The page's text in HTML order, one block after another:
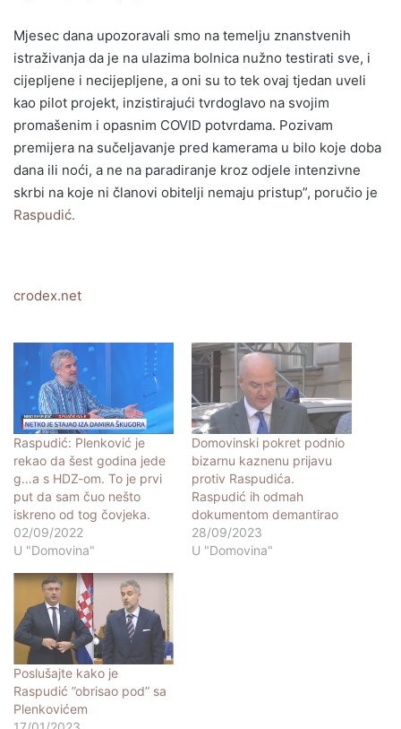
Mjesec dana upozoravali smo na temelju znanstvenih
istraživanja da je na ulazima bolnica nužno testirati sve, i
cijepljene i necijepljene, a oni su to tek ovaj tjedan uveli
kao pilot projekt, inzistirajući tvrdoglavo na svojim
promašenim i opasnim COVID potvrdama. Pozivam
premijera na sučeljavanje pred kamerama u bilo koje doba
dana ili noći, a ne na paradiranje kroz odjele intenzivne
skrbi na koje ni članovi obitelji nemaju pristup”, poručio je
Raspudić.
crodex.net
Raspudić: Plenković je
rekao da šest godina jede
g…a s HDZ-om. To je prvi
put da sam čuo nešto
iskreno od tog čovjeka.
02/09/2022
U "Domovina"
Domovinski pokret podnio
bizarnu kaznenu prijavu
protiv Raspudića.
Raspudić ih odmah
dokumentom demantirao
28/09/2023
U "Domovina"
Poslušajte kako je
Raspudić ”obrisao pod” sa
Plenkovićem